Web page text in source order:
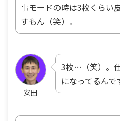
事モードの時は3枚くらい
すもん（笑）。
安田
3枚…（笑）。
になってるんで